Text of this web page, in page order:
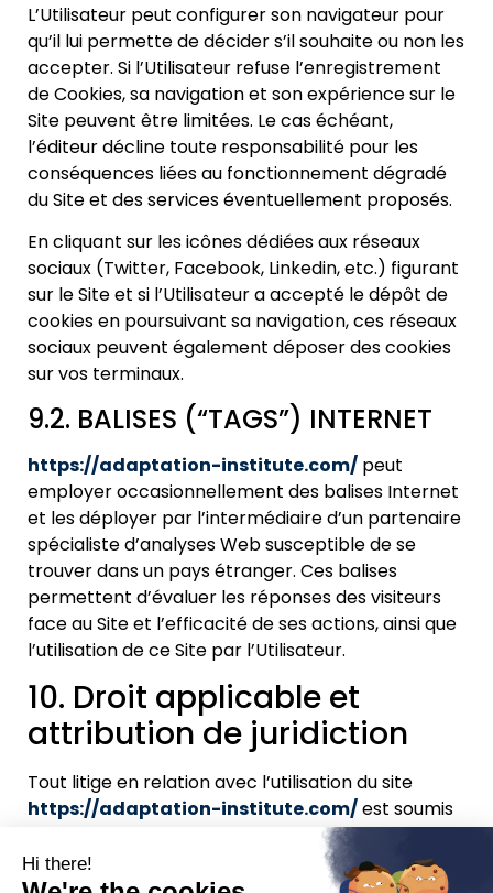
L’Utilisateur peut configurer son navigateur pour
qu’il lui permette de décider s’il souhaite ou non les
accepter. Si l’Utilisateur refuse l’enregistrement
de Cookies, sa navigation et son expérience sur le
Site peuvent être limitées. Le cas échéant,
l’éditeur décline toute responsabilité pour les
conséquences liées au fonctionnement dégradé
du Site et des services éventuellement proposés.
En cliquant sur les icônes dédiées aux réseaux
sociaux (Twitter, Facebook, Linkedin, etc.) figurant
sur le Site et si l’Utilisateur a accepté le dépôt de
cookies en poursuivant sa navigation, ces réseaux
sociaux peuvent également déposer des cookies
sur vos terminaux.
9.2. BALISES (“TAGS”) INTERNET
https://adaptation-institute.com/ peut
employer occasionnellement des balises Internet
et les déployer par l’intermédiaire d’un partenaire
spécialiste d’analyses Web susceptible de se
trouver dans un pays étranger. Ces balises
permettent d’évaluer les réponses des visiteurs
face au Site et l’efficacité de ses actions, ainsi que
l’utilisation de ce Site par l’Utilisateur.
10. Droit applicable et
attribution de juridiction
Tout litige en relation avec l’utilisation du site
https://adaptation-institute.com/est soumis
au droit français. En dehors des cas où la loi ne le
permet pas, il est fait attribution exclusive de